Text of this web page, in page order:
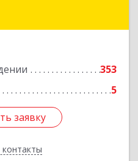
353
5
заявку
край, Елизовский р-н,
заявку